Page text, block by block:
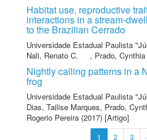
Habitat use, reproductive
interactions in a stream-
to the Brazilian Cerrado
Universidade Estadual Paulista
Nali, Renato C.
, Prado,
Nightly calling patterns in a
frog
Universidade Estadual Paulista
Dias, Tailise Marques, Prado,
Rogerio Pereira (2017) [Artigo]
1 2 3